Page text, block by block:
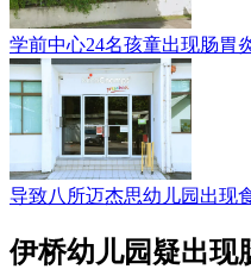
学前中心24名孩童出现肠胃
导致八所迈杰思幼儿园出现
伊桥幼儿园疑出现